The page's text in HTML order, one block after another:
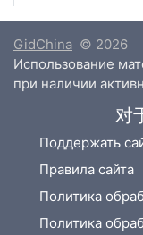
GidChina © 2026
Использование
при наличии
对
Поддержать
Правила сайта
Политика
Политика